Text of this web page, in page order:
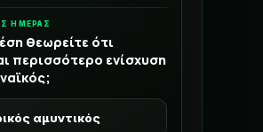
ΗΜΕΡΑΣ
θεωρείτε ότι
περισσότερο ενίσχυση
αμυντικός